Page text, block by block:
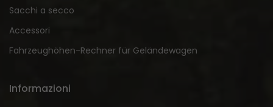
Sacchi a secco
Accessori
Fahrzeughöhen-Rechner für Geländewagen
Informazioni